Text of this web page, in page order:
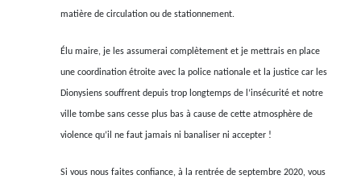
matière de circulation ou de stationnement.
Élu maire, je les assumerai complètement et je mettrais en place
une coordination étroite avec la police nationale et la justice car les
Dionysiens souffrent depuis trop longtemps de l’insécurité et notre
ville tombe sans cesse plus bas à cause de cette atmosphère de
violence qu’il ne faut jamais ni banaliser ni accepter !
Si vous nous faites confiance, à la rentrée de septembre 2020, vous